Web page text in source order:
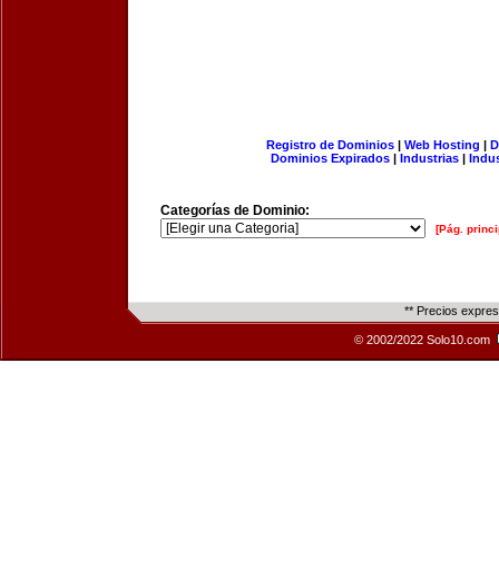
Registro de Dominios| Web Hosting |
Dominios Expirados | Industrias |
Categorías de Dominio:
[Pág.
** Precios
© 2002/2022 Solo10.com